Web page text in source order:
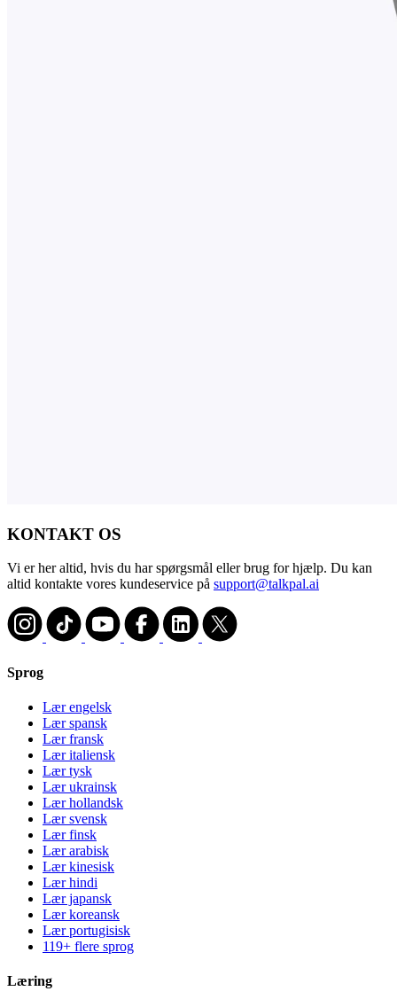
KONTAKT OS
Vi er her altid, hvis du har spørgsmål eller brug for hjælp. Du kan
altid kontakte vores kundeservice på support@talkpal.ai
Sprog
Lær engelsk
Lær spansk
Lær fransk
Lær italiensk
Lær tysk
Lær ukrainsk
Lær hollandsk
Lær svensk
Lær finsk
Lær arabisk
Lær kinesisk
Lær hindi
Lær japansk
Lær koreansk
Lær portugisisk
119+ flere sprog
Læring